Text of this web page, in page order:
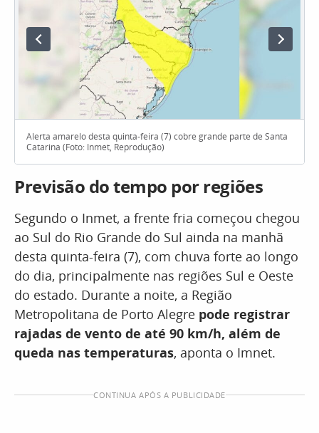
Alerta amarelo desta quinta-feira (7) cobre grande parte de Santa
Catarina (Foto: Inmet, Reprodução)
Previsão do tempo por regiões
Segundo o Inmet, a frente fria começou chegou
ao Sul do Rio Grande do Sul ainda na manhã
desta quinta-feira (7), com chuva forte ao longo
do dia, principalmente nas regiões Sul e Oeste
do estado. Durante a noite, a Região
Metropolitana de Porto Alegre pode registrar
rajadas de vento de até 90 km/h, além de
queda nas temperaturas, aponta o Imnet.
CONTINUA APÓS A PUBLICIDADE